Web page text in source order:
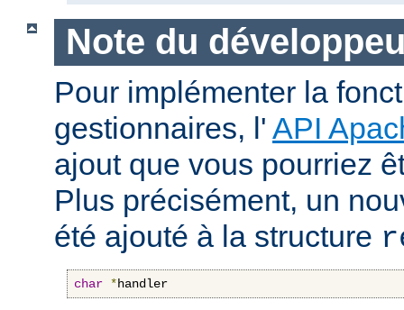
Note du
Pour implémenter la
gestionnaires, l' API
ajout que vous pourriez
Plus précisément, un
été ajouté à la structure
char *handler